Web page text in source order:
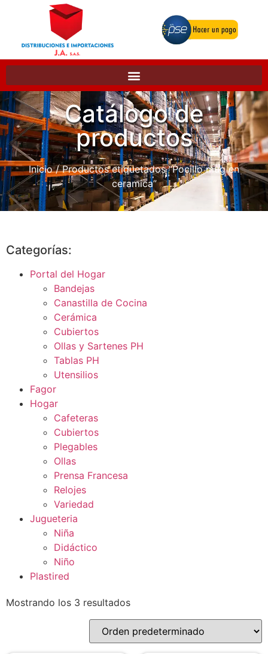
Catálogo de
productos
Inicio/ Productos etiquetados “Pocillo mug en
ceramica”
Categorías:
Portal del Hogar
Bandejas
Canastilla de Cocina
Cerámica
Cubiertos
Ollas y Sartenes PH
Tablas PH
Utensilios
Fagor
Hogar
Cafeteras
Cubiertos
Plegables
Ollas
Prensa Francesa
Relojes
Variedad
Jugueteria
Niña
Didáctico
Niño
Plastired
Mostrando los 3 resultados